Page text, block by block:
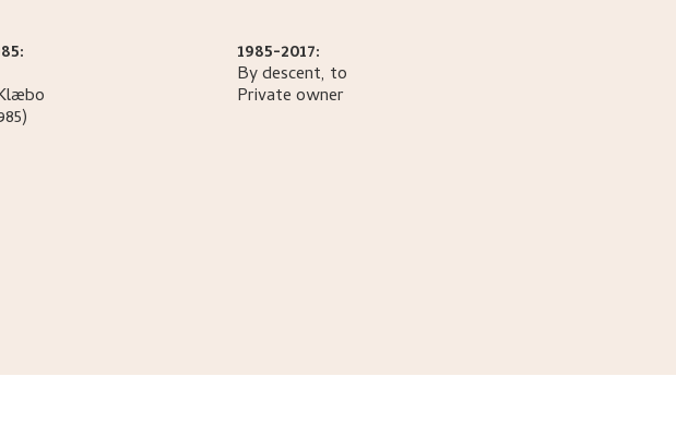
1985-2017:
By descent, to
Private owner